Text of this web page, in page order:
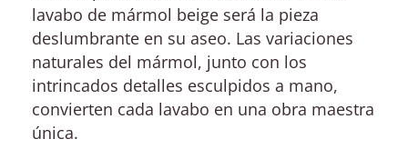
lavabo de mármol beige será la pieza
deslumbrante en su aseo. Las variaciones
naturales del mármol, junto con los
intrincados detalles esculpidos a mano,
convierten cada lavabo en una obra maestra
única.